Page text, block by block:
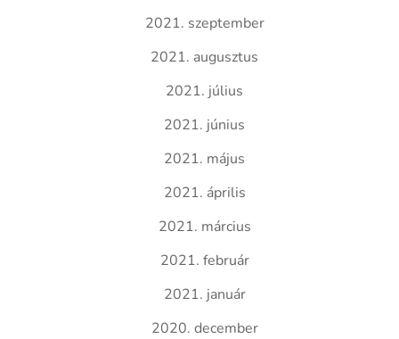
2021. szeptember
2021. augusztus
2021. július
2021. június
2021. május
2021. április
2021. március
2021. február
2021. január
2020. december